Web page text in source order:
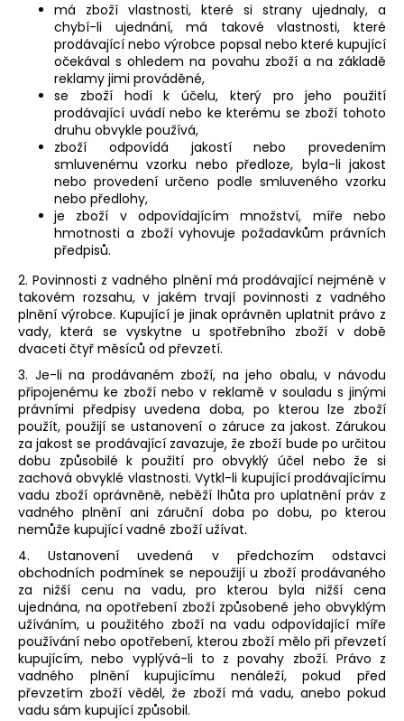
má zboží vlastnosti, které si strany ujednaly, a
chybí-li ujednání, má takové vlastnosti, které
prodávající nebo výrobce popsal nebo které kupující
očekával s ohledem na povahu zboží a na základě
reklamy jimi prováděné,
se zboží hodí k účelu, který pro jeho použití
prodávající uvádí nebo ke kterému se zboží tohoto
druhu obvykle používá,
zboží odpovídá jakostí nebo provedením
smluvenému vzorku nebo předloze, byla-li jakost
nebo provedení určeno podle smluveného vzorku
nebo předlohy,
je zboží v odpovídajícím množství, míře nebo
hmotnosti a zboží vyhovuje požadavkům právních
předpisů.
2. Povinnosti z vadného plnění má prodávající nejméně v
takovém rozsahu, v jakém trvají povinnosti z vadného
plnění výrobce. Kupující je jinak oprávněn uplatnit právo z
vady, která se vyskytne u spotřebního zboží v době
dvaceti čtyř měsíců od převzetí.
3. Je-li na prodávaném zboží, na jeho obalu, v návodu
připojenému ke zboží nebo v reklamě v souladu s jinými
právními předpisy uvedena doba, po kterou lze zboží
použít, použijí se ustanovení o záruce za jakost. Zárukou
za jakost se prodávající zavazuje, že zboží bude po určitou
dobu způsobilé k použití pro obvyklý účel nebo že si
zachová obvyklé vlastnosti. Vytkl-li kupující prodávajícímu
vadu zboží oprávněně, neběží lhůta pro uplatnění práv z
vadného plnění ani záruční doba po dobu, po kterou
nemůže kupující vadné zboží užívat.
4. Ustanovení uvedená v předchozím odstavci
obchodních podmínek se nepoužijí u zboží prodávaného
za nižší cenu na vadu, pro kterou byla nižší cena
ujednána, na opotřebení zboží způsobené jeho obvyklým
užíváním, u použitého zboží na vadu odpovídající míře
používání nebo opotřebení, kterou zboží mělo při převzetí
kupujícím, nebo vyplývá-li to z povahy zboží. Právo z
vadného plnění kupujícímu nenáleží, pokud před
převzetím zboží věděl, že zboží má vadu, anebo pokud
vadu sám kupující způsobil.